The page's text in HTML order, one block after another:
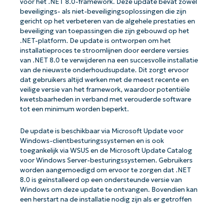
voor het .NET 8.0-framework. Deze update bevat zowel
beveiligings- als niet-beveiligingsoplossingen die zijn
gericht op het verbeteren van de algehele prestaties en
beveiliging van toepassingen die zijn gebouwd op het
.NET-platform. De update is ontworpen om het
installatieproces te stroomlijnen door eerdere versies
van .NET 8.0 te verwijderen na een succesvolle installatie
van de nieuwste onderhoudsupdate. Dit zorgt ervoor
dat gebruikers altijd werken met de meest recente en
veilige versie van het framework, waardoor potentiële
kwetsbaarheden in verband met verouderde software
tot een minimum worden beperkt.
De update is beschikbaar via Microsoft Update voor
Windows-clientbesturingssystemen en is ook
toegankelijk via WSUS en de Microsoft Update Catalog
voor Windows Server-besturingssystemen. Gebruikers
worden aangemoedigd om ervoor te zorgen dat .NET
8.0 is geïnstalleerd op een ondersteunde versie van
Windows om deze update te ontvangen. Bovendien kan
een herstart na de installatie nodig zijn als er getroffen